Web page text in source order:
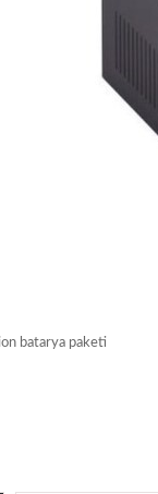
batarya paketi